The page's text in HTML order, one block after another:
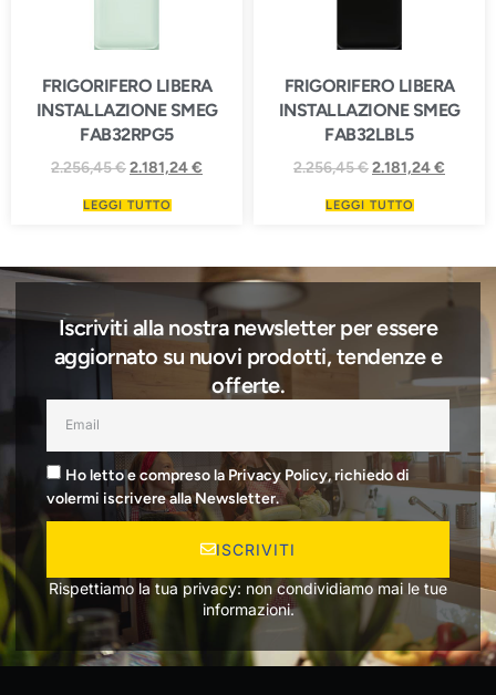
FRIGORIFERO LIBERA
INSTALLAZIONE SMEG
FAB32RPG5
2.256,45€2.181,24€
LEGGI TUTTO
FRIGORIFERO LIBERA
INSTALLAZIONE SMEG
FAB32LBL5
2.256,45€2.181,24€
LEGGI TUTTO
Iscriviti alla nostra newsletter per essere
aggiornato su nuovi prodotti, tendenze e
offerte.
Ho letto e compreso la Privacy Policy, richiedo di
volermi iscrivere alla Newsletter.
ISCRIVITI
Rispettiamo la tua privacy: non condividiamo mai le tue
informazioni.